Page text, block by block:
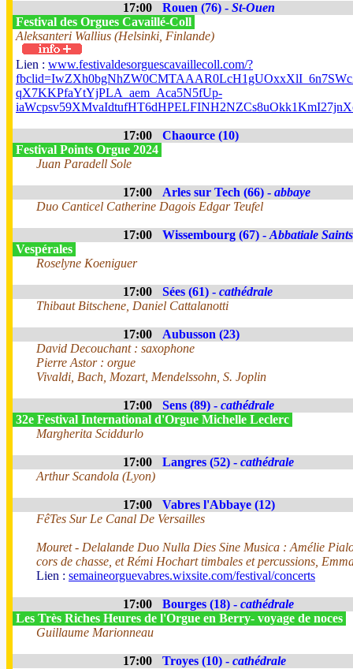
17:00 Rouen (76) - St-Ouen
Festival des Orgues Cavaillé-Coll
Aleksanteri Wallius (Helsinki, Finlande)
Lien : www.festivaldesorguescavaillecoll.com/?
qX7KKPfaYtYjPLA_aem_Aca5N5fUp-
17:00
Chaource (10)
Festival Points Orgue 2024
Juan Paradell Sole
17:00 Arles sur Tech (66) - abbaye
Duo Canticel Catherine Dagois Edgar Teufel
17:00 Wissembourg (67) - Abbatiale
Vespérales
Roselyne Koeniguer
17:00 Sées (61) - cathédrale
Thibaut Bitschene, Daniel Cattalanotti
17:00
Aubusson (23)
David Decouchant : saxophone
Pierre Astor : orgue
Vivaldi, Bach, Mozart, Mendelssohn, S. Joplin
17:00 Sens (89) - cathédrale
32e Festival International d'Orgue Michelle Leclerc
Margherita Sciddurlo
17:00 Langres (52) - cathédrale
Arthur Scandola (Lyon)
17:00
Vabres l'Abbaye (12)
FêTes Sur Le Canal De Versailles
Mouret - Delalande Duo Nulla Dies Sine Musica : Amélie
cors de chasse, et Rémi Hochart timbales et percussions,
Lien : semaineorguevabres.wixsite.com/festival/concerts
17:00 Bourges (18) - cathédrale
Les Très Riches Heures de l'Orgue en Berry- voyage de noces
Guillaume Marionneau
17:00 Troyes (10) - cathédrale